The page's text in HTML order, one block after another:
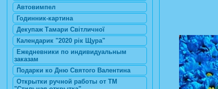
Автовимпел
Годинник-картина
Декупаж Тамари Світличної
Календарик "2020 рік Щура"
Ежедневники по индивидуальным
заказам
Подарки ко Дню Святого Валентина
Открытки ручной работы от ТМ